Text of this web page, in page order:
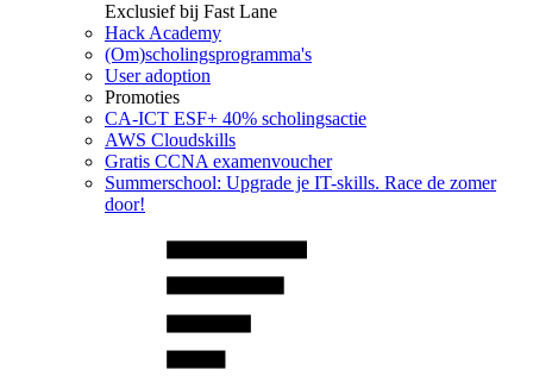
Exclusief bij Fast Lane
Hack Academy
(Om)scholingsprogramma's
User adoption
Promoties
CA‑ICT ESF+ 40% scholingsactie
AWS Cloudskills
Gratis CCNA examenvoucher
Summerschool: Upgrade je IT-skills. Race de zomer
door!